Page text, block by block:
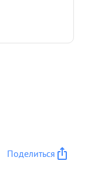
тротивного
Поделиться